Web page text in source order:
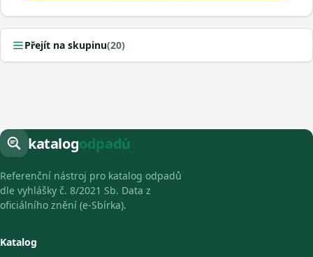
Přejít na skupinu(20)
katalogodpadů
Referenční nástroj pro katalog odpadů
dle vyhlášky č. 8/2021 Sb. Data z
oficiálního znění (e-Sbírka).
Katalog